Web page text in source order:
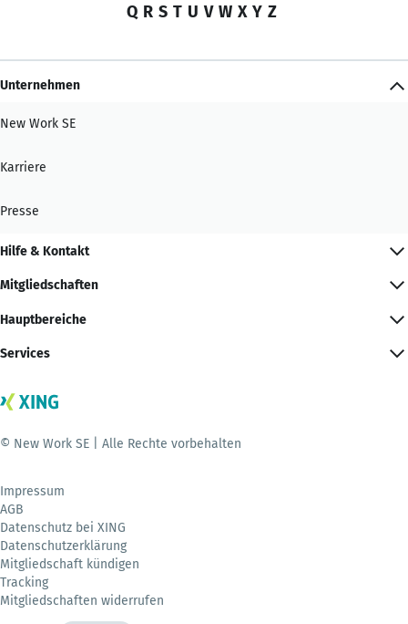
Q R S T U V W X Y Z
Unternehmen
New Work SE
Karriere
Presse
Hilfe & Kontakt
Mitgliedschaften
Hauptbereiche
Services
© New Work SE | Alle Rechte vorbehalten
Impressum
AGB
Datenschutz bei XING
Datenschutzerklärung
Mitgliedschaft kündigen
Tracking
Mitgliedschaften widerrufen